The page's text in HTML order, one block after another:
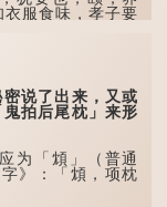
衣服食味，孝子要
说了出来，又或
拍后尾枕」来形
「䪴」（普通
》：「䪴，项枕